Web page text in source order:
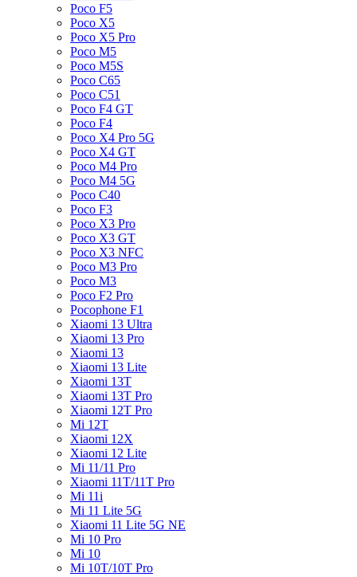
Poco F5
Poco X5
Poco X5 Pro
Poco M5
Poco M5S
Poco C65
Poco C51
Poco F4 GT
Poco F4
Poco X4 Pro 5G
Poco X4 GT
Poco M4 Pro
Poco M4 5G
Poco C40
Poco F3
Poco X3 Pro
Poco X3 GT
Poco X3 NFC
Poco M3 Pro
Poco M3
Poco F2 Pro
Pocophone F1
Xiaomi 13 Ultra
Xiaomi 13 Pro
Xiaomi 13
Xiaomi 13 Lite
Xiaomi 13T
Xiaomi 13T Pro
Xiaomi 12T Pro
Mi 12T
Xiaomi 12X
Xiaomi 12 Lite
Mi 11/11 Pro
Xiaomi 11T/11T Pro
Mi 11i
Mi 11 Lite 5G
Xiaomi 11 Lite 5G NE
Mi 10 Pro
Mi 10
Mi 10T/10T Pro